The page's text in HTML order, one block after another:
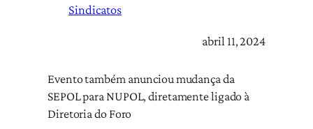
Sindicatos
abril 11, 2024
Evento também anunciou mudança da
SEPOL para NUPOL, diretamente ligado à
Diretoria do Foro